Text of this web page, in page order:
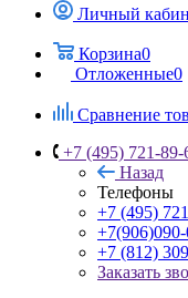
Личный
Корзина0
Отложенные0
Сравнение
+7 (495) 721-89-
Назад
Телефоны
+7 (495)
+7 (812)
Заказать